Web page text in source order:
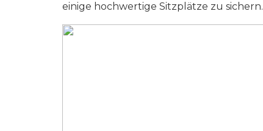
einige hochwertige Sitzplätze zu sichern.